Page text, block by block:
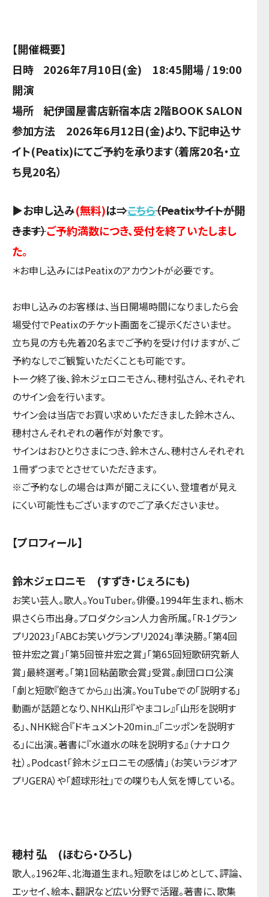
【開催概要】
日時 2026年7月10日(金) 18:45開場 / 19:00
開演
場所 紀伊國屋書店新宿本店 2階BOOK SALON
参加方法 2026年6月12日(金)より、下記申込サ
イト(Peatix)にてご予約を承ります（着席20名・立
ち見20名）
▶お申し込み(無料)は⇒こちら（Peatixサイトが開
きます）ご予約満数につき、受付を終了いたしまし
た。
＊お申し込みにはPeatixのアカウントが必要です。
お申し込みのお客様は、当日開場時間になりましたら会
場受付でPeatixのチケット画面をご提示くださいませ。
立ち見の方も先着20名までご予約を受け付けますが、ご
予約なしでご観覧いただくことも可能です。
トーク終了後、鈴木ジェロニモさん、穂村弘さん、それぞれ
のサイン会を行います。
サイン会は当店でお買い求めいただきました鈴木さん、
穂村さんそれぞれの著作が対象です。
サインはおひとりさまにつき、鈴木さん、穂村さんそれぞれ
１冊ずつまでとさせていただきます。
※ご予約なしの場合は声が聞こえにくい、登壇者が見え
にくい可能性もございますのでご了承くださいませ。
【プロフィール】
鈴木ジェロニモ (すずき・じぇろにも)
お笑い芸人。歌人。YouTuber。俳優。1994年生まれ、栃木
県さくら市出身。プロダクション人力舎所属。「R-1グラン
プリ2023」「ABCお笑いグランプリ2024」準決勝。「第4回
笹井宏之賞」「第5回笹井宏之賞」「第65回短歌研究新人
賞」最終選考。「第1回粘菌歌会賞」受賞。劇団ロロ公演
「劇と短歌『飽きてから』」出演。YouTubeでの「説明する」
動画が話題となり、NHK山形『やまコレ』「山形を説明す
る」、NHK総合『ドキュメント20min.』「ニッポンを説明す
る」に出演。著書に『水道水の味を説明する』（ナナロク
社）。Podcast「鈴木ジェロニモの感情」（お笑いラジオア
プリGERA）や「超球形社」での喋りも人気を博している。
穂村 弘 (ほむら・ひろし)
歌人。1962年、北海道生まれ。短歌をはじめとして、評論、
エッセイ、絵本、翻訳など広い分野で活躍。著書に、歌集